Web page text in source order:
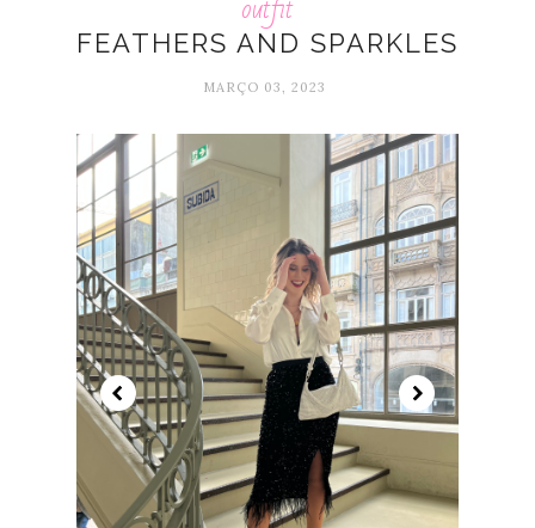
FEATHERS AND SPARKLES
MARÇO 03, 2023